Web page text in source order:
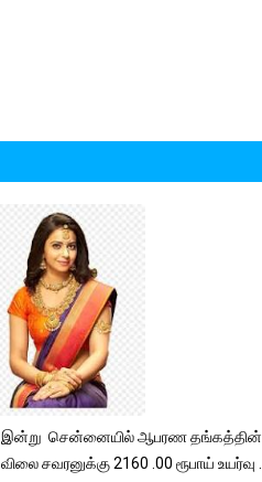
இன்று சென்னையில் ஆபரண தங்கத்தின்
விலை சவரனுக்கு 2160 .00 ரூபாய் உயர்வு .